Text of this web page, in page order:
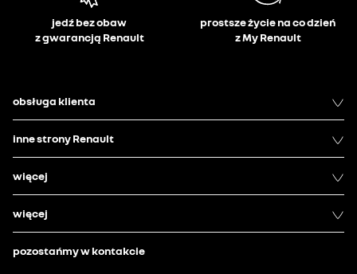
jedź bez obaw
z gwarancją Renault
prostsze życie na co dzień
z My Renault
obsługa klienta
inne strony Renault
więcej
więcej
pozostańmy w kontakcie